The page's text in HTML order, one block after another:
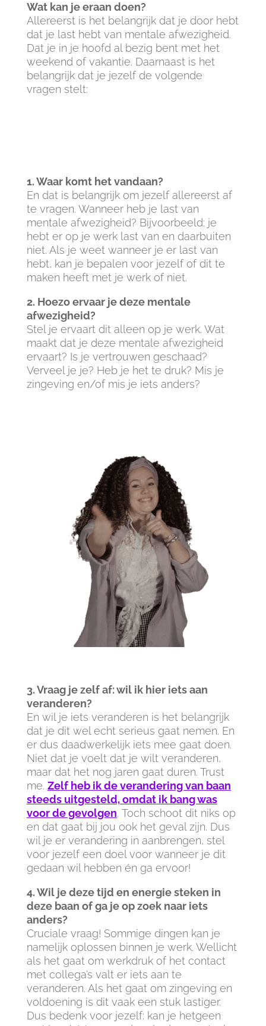
Wat kan je eraan doen?
Allereerst is het belangrijk dat je door hebt
dat je last hebt van mentale afwezigheid.
Dat je in je hoofd al bezig bent met het
weekend of vakantie. Daarnaast is het
belangrijk dat je jezelf de volgende
vragen stelt:
1. Waar komt het vandaan?
En dat is belangrijk om jezelf allereerst af
te vragen. Wanneer heb je last van
mentale afwezigheid? Bijvoorbeeld: je
hebt er op je werk last van en daarbuiten
niet. Als je weet wanneer je er last van
hebt, kan je bepalen voor jezelf of dit te
maken heeft met je werk of niet.
2. Hoezo ervaar je deze mentale
afwezigheid?
Stel je ervaart dit alleen op je werk. Wat
maakt dat je deze mentale afwezigheid
ervaart? Is je vertrouwen geschaad?
Verveel je je? Heb je het te druk? Mis je
zingeving en/of mis je iets anders?
3. Vraag je zelf af: wil ik hier iets aan
veranderen?
En wil je iets veranderen is het belangrijk
dat je dit wel echt serieus gaat nemen. En
er dus daadwerkelijk iets mee gaat doen.
Niet dat je voelt dat je wilt veranderen,
maar dat het nog jaren gaat duren. Trust
me. Zelf heb ik de verandering van baan
steeds uitgesteld, omdat ik bang was
voor de gevolgen. Toch schoot dit niks op
en dat gaat bij jou ook het geval zijn. Dus
wil je er verandering in aanbrengen, stel
voor jezelf een doel voor wanneer je dit
gedaan wil hebben én ga ervoor!
4. Wil je deze tijd en energie steken in
deze baan of ga je op zoek naar iets
anders?
Cruciale vraag! Sommige dingen kan je
namelijk oplossen binnen je werk. Wellicht
als het gaat om werkdruk of het contact
met collega’s valt er iets aan te
veranderen. Als het gaat om zingeving en
voldoening is dit vaak een stuk lastiger.
Dus bedenk voor jezelf: kan je hetgeen